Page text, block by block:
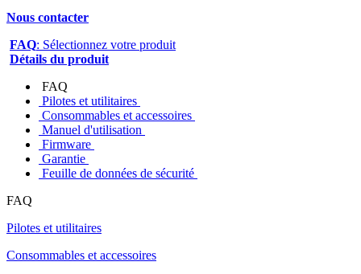
Nous contacter
FAQ: Sélectionnez votre produit
Détails du produit
FAQ
Pilotes et utilitaires
Consommables et accessoires
Manuel d'utilisation
Firmware
Garantie
Feuille de données de sécurité
FAQ
Pilotes et utilitaires
Consommables et accessoires